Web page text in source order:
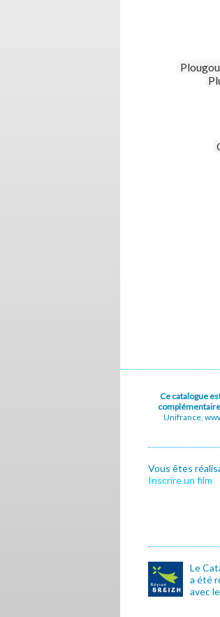
Ce catalogue
Unifrance,
Vous êtes
Inscrire un film
Le
a été
avec